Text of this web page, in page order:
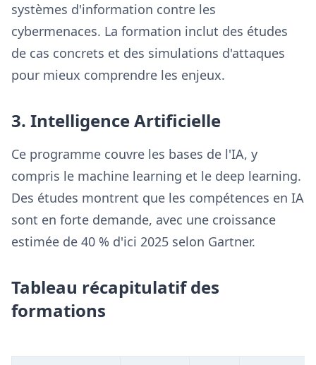
systèmes d'information contre les
cybermenaces. La formation inclut des études
de cas concrets et des simulations d'attaques
pour mieux comprendre les enjeux.
3. Intelligence Artificielle
Ce programme couvre les bases de l'IA, y
compris le machine learning et le deep learning.
Des études montrent que les compétences en IA
sont en forte demande, avec une croissance
estimée de 40 % d'ici 2025 selon Gartner.
Tableau récapitulatif des
formations